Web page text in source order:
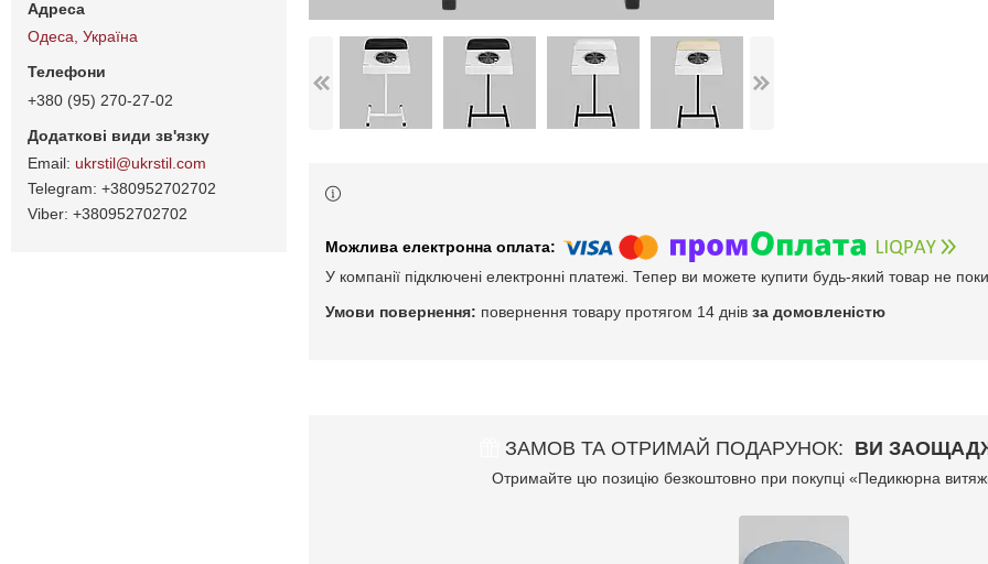
У компанії підключені електронні платежі. Тепер ви можете купити будь-який товар не
повернення товару протягом 14 днів за домовленістю
ЗАМОВ ТА ОТРИМАЙ ПОДАРУНОК ВИ
Отримайте цю позицію безкоштовно при покупці «Педикюрна
Одеса, Україна
+380 (95) 270-27-02
ukrstil@ukrstil.com
+380952702702
+380952702702